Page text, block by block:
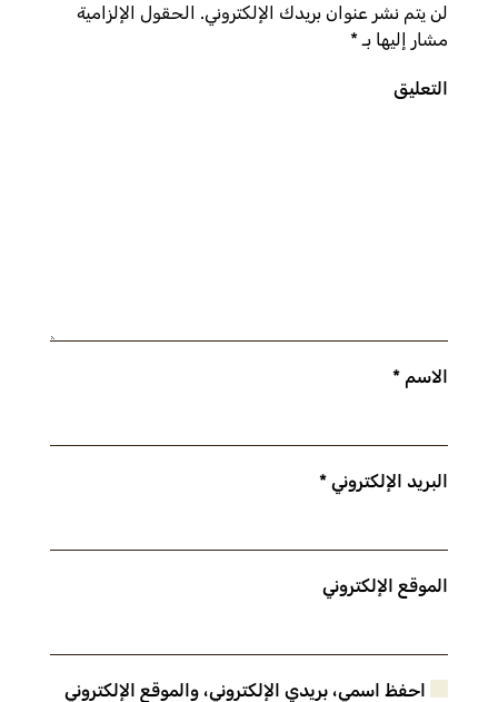
لن يتم نشر عنوان بريدك الإلكتروني. الحقول الإلزامية
مشار إليها بـ*
التعليق
الاسم *
البريد الإلكتروني *
الموقع الإلكتروني
احفظ اسمي، بريدي الإلكتروني، والموقع الإلكتروني